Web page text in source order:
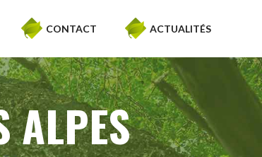
CONTACT ACTUALITÉS
ALPES